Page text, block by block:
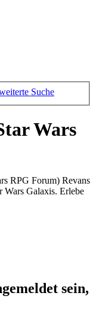
Suche
Wars
RPG Forum) Revans
Wars Galaxis. Erlebe
sein,